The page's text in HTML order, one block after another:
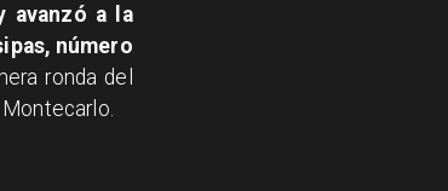
avanzó a la
número
ronda del